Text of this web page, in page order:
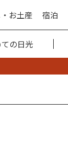
お土産 宿泊
の日光